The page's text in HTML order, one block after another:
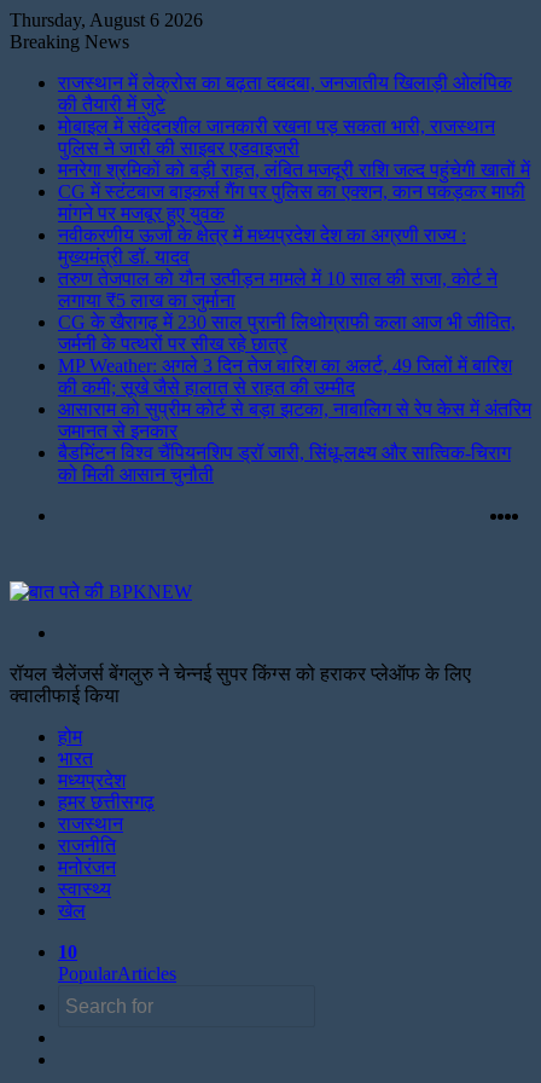
Thursday, August 6 2026
Breaking News
राजस्थान में लेक्रोस का बढ़ता दबदबा, जनजातीय खिलाड़ी ओलंपिक
की तैयारी में जुटे
मोबाइल में संवेदनशील जानकारी रखना पड़ सकता भारी, राजस्थान
पुलिस ने जारी की साइबर एडवाइजरी
मनरेगा श्रमिकों को बड़ी राहत, लंबित मजदूरी राशि जल्द पहुंचेगी खातों में
CG में स्टंटबाज बाइकर्स गैंग पर पुलिस का एक्शन, कान पकड़कर माफी
मांगने पर मजबूर हुए युवक
नवीकरणीय ऊर्जा के क्षेत्र में मध्यप्रदेश देश का अग्रणी राज्य :
मुख्यमंत्री डॉ. यादव
तरुण तेजपाल को यौन उत्पीड़न मामले में 10 साल की सजा, कोर्ट ने
लगाया ₹5 लाख का जुर्माना
CG के खैरागढ़ में 230 साल पुरानी लिथोग्राफी कला आज भी जीवित,
जर्मनी के पत्थरों पर सीख रहे छात्र
MP Weather: अगले 3 दिन तेज बारिश का अलर्ट, 49 जिलों में बारिश
की कमी; सूखे जैसे हालात से राहत की उम्मीद
आसाराम को सुप्रीम कोर्ट से बड़ा झटका, नाबालिग से रेप केस में अंतरिम
जमानत से इनकार
बैडमिंटन विश्व चैंपियनशिप ड्रॉ जारी, सिंधू-लक्ष्य और सात्विक-चिराग
को मिली आसान चुनौती
रॉयल चैलेंजर्स बेंगलुरु ने चेन्नई सुपर किंग्स को हराकर प्लेऑफ के लिए
क्वालीफाई किया
होम
भारत
मध्यप्रदेश
हमर छत्तीसगढ़
राजस्थान
राजनीति
मनोरंजन
स्वास्थ्य
खेल
10
PopularArticles